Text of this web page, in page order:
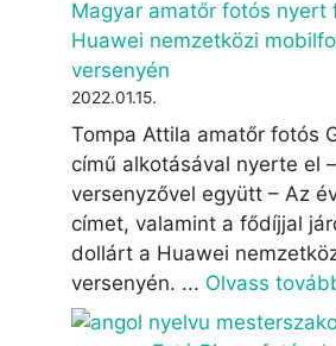
Magyar amatőr fotós nyert
Huawei nemzetközi
versenyén
2022.01.15.
Tompa Attila amatőr fotós
című alkotásával nyerte el
versenyzővel együtt – Az
címet, valamint a fődíjjal
dollárt a Huawei
versenyén. ... Olvass